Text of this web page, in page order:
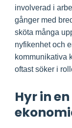
involverad i
gånger med
sköta många
nyfikenhet och
kommunikativa
oftast söker i
Hyr in